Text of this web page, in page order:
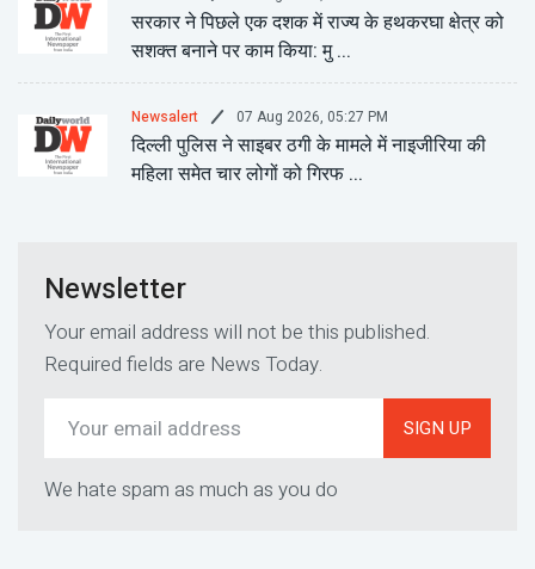
सरकार ने पिछले एक दशक में राज्य के हथकरघा क्षेत्र को
सशक्त बनाने पर काम किया: मु ...
Newsalert 07 Aug 2026, 05:27 PM
दिल्ली पुलिस ने साइबर ठगी के मामले में नाइजीरिया की
महिला समेत चार लोगों को गिरफ ...
Newsletter
Your email address will not be this published.
Required fields are News Today.
SIGN UP
We hate spam as much as you do